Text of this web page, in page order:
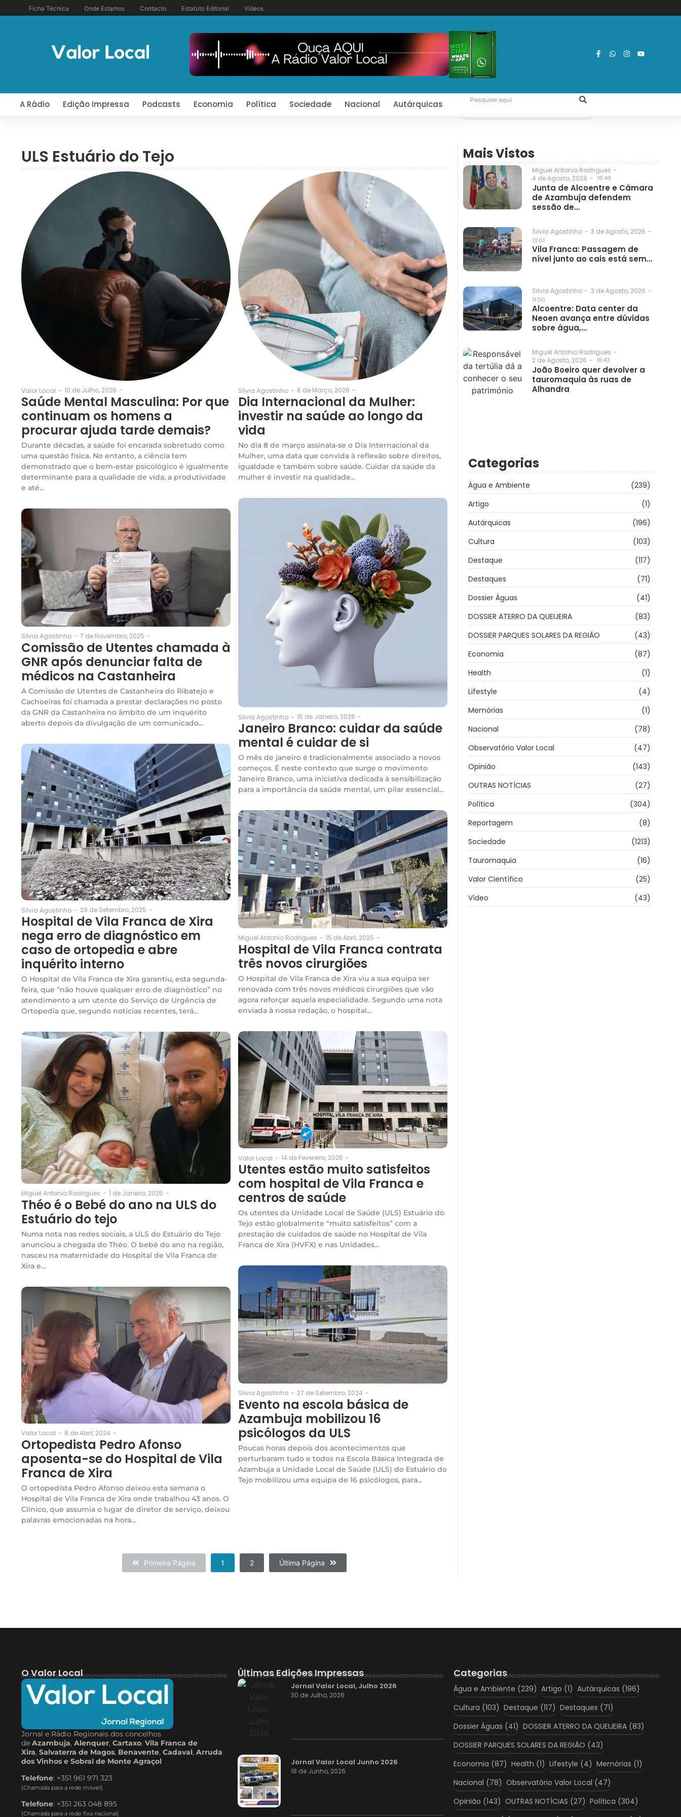
Ficha Técnica Onde Estamos Contacto Estatuto Editorial Vídeos
A Rádio Edição Impressa Podcasts Economia Política Sociedade Nacional Autárquicas
ULS Estuário do Tejo
Valor Local - 10 de Julho, 2026 -
Saúde Mental Masculina: Por que
continuam os homens a
procurar ajuda tarde demais?
Durante décadas, a saúde foi encarada sobretudo como
uma questão física. No entanto, a ciência tem
demonstrado que o bem-estar psicológico é igualmente
determinante para a qualidade de vida, a produtividade
e até...
Silvia Agostinho - 6 de Março, 2026 -
Dia Internacional da Mulher:
investir na saúde ao longo da
vida
No dia 8 de março assinala-se o Dia Internacional da
Mulher, uma data que convida à reflexão sobre direitos,
igualdade e também sobre saúde. Cuidar da saúde da
mulher é investir na qualidade...
Silvia Agostinho - 15 de Janeiro, 2026 -
Janeiro Branco: cuidar da saúde
mental é cuidar de si
O mês de janeiro é tradicionalmente associado a novos
começos. É neste contexto que surge o movimento
Janeiro Branco, uma iniciativa dedicada à sensibilização
para a importância da saúde mental, um pilar essencial...
Silvia Agostinho - 7 de Novembro, 2025 -
Comissão de Utentes chamada à
GNR após denunciar falta de
médicos na Castanheira
A Comissão de Utentes de Castanheira do Ribatejo e
Cachoeiras foi chamada a prestar declarações no posto
da GNR da Castanheira no âmbito de um inquérito
aberto depois da divulgação de um comunicado...
Silvia Agostinho - 29 de Setembro, 2025 -
Hospital de Vila Franca de Xira
nega erro de diagnóstico em
caso de ortopedia e abre
inquérito interno
O Hospital de Vila Franca de Xira garantiu, esta segunda-
feira, que “não houve qualquer erro de diagnóstico” no
atendimento a um utente do Serviço de Urgência de
Ortopedia que, segundo notícias recentes, terá...
Miguel Antonio Rodrigues - 15 de Abril, 2025 -
Hospital de Vila Franca contrata
três novos cirurgiões
O Hospital de Vila Franca de Xira viu a sua equipa ser
renovada com três novos médicos cirurgiões que vão
agora reforçar aquela especialidade. Segundo uma nota
enviada à nossa redação, o hospital...
Valor Local - 14 de Fevereiro, 2025 -
Utentes estão muito satisfeitos
com hospital de Vila Franca e
centros de saúde
Os utentes da Unidade Local de Saúde (ULS) Estuário do
Tejo estão globalmente “muito satisfeitos” com a
prestação de cuidados de saúde no Hospital de Vila
Franca de Xira (HVFX) e nas Unidades...
Miguel Antonio Rodrigues - 1 de Janeiro, 2025 -
Théo é o Bebé do ano na ULS do
Estuário do tejo
Numa nota nas redes sociais, a ULS do Estuário do Tejo
anunciou a chegada do Théo. O bebé do ano na região,
nasceu na maternidade do Hospital de Vila Franca de
Xira e...
Silvia Agostinho - 27 de Setembro, 2024 -
Evento na escola básica de
Azambuja mobilizou 16
psicólogos da ULS
Poucas horas depois dos acontecimentos que
perturbaram tudo e todos na Escola Básica Integrada de
Azambuja a Unidade Local de Saúde (ULS) do Estuário do
Tejo mobilizou uma equipa de 16 psicólogos, para...
Valor Local - 8 de Abril, 2024 -
Ortopedista Pedro Afonso
aposenta-se do Hospital de Vila
Franca de Xira
O ortopedista Pedro Afonso deixou esta semana o
Hospital de Vila Franca de Xira onde trabalhou 43 anos. O
Clínico, que assumia o lugar de diretor de serviço, deixou
palavras emocionadas na hora...
Primeira Página 1 2 Última Página
Mais Vistos
Miguel Antonio Rodrigues -
4 de Agosto, 2026 - 16:49
Junta de Alcoentre e Câmara
de Azambuja defendem
sessão de…
Silvia Agostinho - 3 de Agosto, 2026 -
13:01
Vila Franca: Passagem de
nível junto ao cais está sem…
Silvia Agostinho - 3 de Agosto, 2026 -
11:00
Alcoentre: Data center da
Neoen avança entre dúvidas
sobre água,…
Miguel Antonio Rodrigues -
2 de Agosto, 2026 - 18:43
João Boeiro quer devolver a
tauromaquia às ruas de
Alhandra
Categorias
Água e Ambiente
(239)
Artigo
(1)
Autárquicas
(196)
Cultura
(103)
Destaque
(117)
Destaques
(71)
Dossier Águas
(41)
DOSSIER ATERRO DA QUEIJEIRA
(83)
DOSSIER PARQUES SOLARES DA REGIÃO
(43)
Economia
(87)
Health
(1)
Lifestyle
(4)
Memórias
(1)
Nacional
(78)
Observatório Valor Local
(47)
Opinião
(143)
OUTRAS NOTÍCIAS
(27)
Política
(304)
Reportagem
(8)
Sociedade
(1213)
Tauromaquia
(16)
Valor Científico
(25)
Vídeo
(43)
O Valor Local
Jornal e Rádio Regionais dos concelhos
de Azambuja, Alenquer, Cartaxo, Vila Franca de
Xira, Salvaterra de Magos, Benavente, Cadaval, Arruda
dos Vinhos e Sobral de Monte Agraçol
Telefone: +351 961 971 323
(Chamada para a rede móvel)
Telefone: +351 263 048 895
(Chamada para a rede fixa nacional)
Últimas Edições Impressas
Jornal Valor Local, Julho 2026
30 de Julho, 2026
Jornal Valor Local Junho 2026
18 de Junho, 2026
Categorias
Água e Ambiente (239) Artigo (1) Autárquicas (196)
Cultura (103) Destaque (117) Destaques (71)
Dossier Águas (41) DOSSIER ATERRO DA QUEIJEIRA (83)
DOSSIER PARQUES SOLARES DA REGIÃO (43)
Economia (87) Health (1) Lifestyle (4) Memórias (1)
Nacional (78) Observatório Valor Local (47)
Opinião (143) OUTRAS NOTÍCIAS (27) Política (304)